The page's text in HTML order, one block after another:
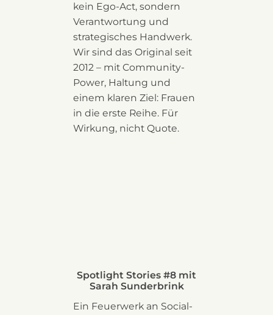
kein Ego-Act, sondern
Verantwortung und
strategisches Handwerk.
Wir sind das Original seit
2012 – mit Community-
Power, Haltung und
einem klaren Ziel: Frauen
in die erste Reihe. Für
Wirkung, nicht Quote.
Spotlight Stories #8 mit
Sarah Sunderbrink
Ein Feuerwerk an Social-